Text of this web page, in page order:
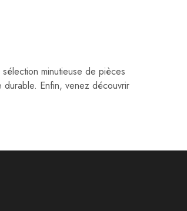
minutieuse de pièces
Enfin, venez découvrir